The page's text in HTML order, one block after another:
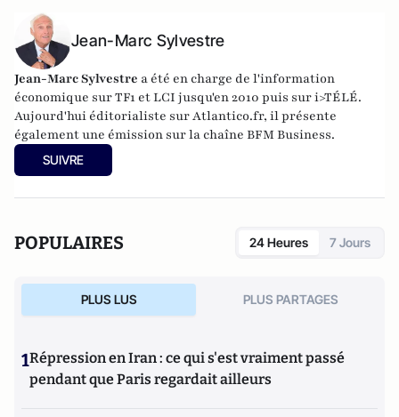
Jean-Marc Sylvestre
Jean-Marc Sylvestre a été en charge de l'information
économique sur TF1 et LCI jusqu'en 2010 puis sur i>TÉLÉ.
Aujourd'hui éditorialiste sur Atlantico.fr, il présente
également une émission sur la chaîne BFM Business.
SUIVRE
POPULAIRES 24 Heures 7 Jours
PLUS LUS PLUS PARTAGES
1Répression en Iran : ce qui s'est vraiment passé
pendant que Paris regardait ailleurs